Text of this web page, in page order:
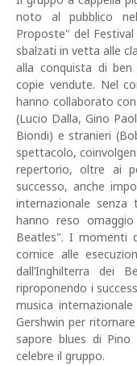
noto al pubblico
Proposte" del
sbalzati in vetta alle
alla conquista di
copie vendute. Nel
hanno collaborato
(Lucio Dalla, Gino
Biondi) e stranieri
spettacolo,
repertorio, oltre ai
successo, anche
internazionale
hanno reso
Beatles". I momenti
cornice alle
dall’Inghilterra dei
riproponendo i
musica
Gershwin per
sapore blues di
celebre il gruppo.